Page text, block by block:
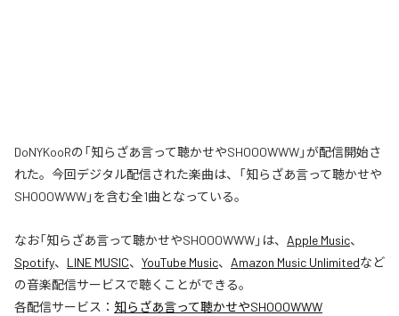
DoNYKooRの「知らざあ言って聴かせやSHOOOWWW」が配信開始さ
れた。今回デジタル配信された楽曲は、「知らざあ言って聴かせや
SHOOOWWW」を含む全1曲となっている。
なお「知らざあ言って聴かせやSHOOOWWW」は、 Apple Music、
Spotify、 LINE MUSIC、 YouTube Music、 Amazon Music Unlimitedなど
の音楽配信サービスで聴くことができる。
各配信サービス： 知らざあ言って聴かせやSHOOOWWW